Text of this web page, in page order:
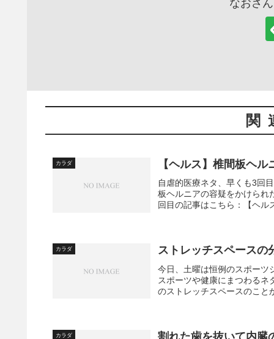
なおさ
関
カラダ 【ヘルス】椎間板ヘ
自虐的医療ネタ、早くも3回
板ヘルニアの容疑をかけられ
回目の記事はこちら：【ヘル
カラダ ストレッチスペースの
今日、土曜は恒例のスポーツ
スポーツや健康にまつわる
のストレッチスペースのこと
カラダ 割れた歯を抜いて内臓